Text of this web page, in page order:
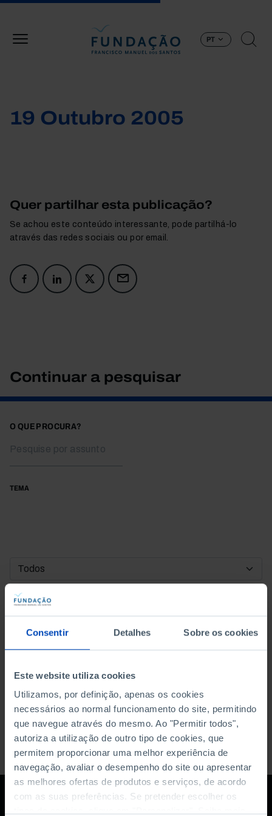
Consentir Detalhes Sobre os cookies
Este website utiliza cookies
Utilizamos, por definição, apenas os cookies
necessários ao normal funcionamento do site, permitindo
que navegue através do mesmo. Ao "Permitir todos",
autoriza a utilização de outro tipo de cookies, que
permitem proporcionar uma melhor experiência de
navegação, avaliar o desempenho do site ou apresentar
as melhores ofertas de produtos e serviços, de acordo
com as suas preferências. Se pretender escolher os
PT
19 Outubro 2005
Quer partilhar esta publicação?
Se achou este conteúdo interessante, pode partilhá-lo
através das redes sociais ou por email.
Continuar a pesquisar
O QUE PROCURA?
TEMA
DATA DE INÍCIO
DATA DE FIM